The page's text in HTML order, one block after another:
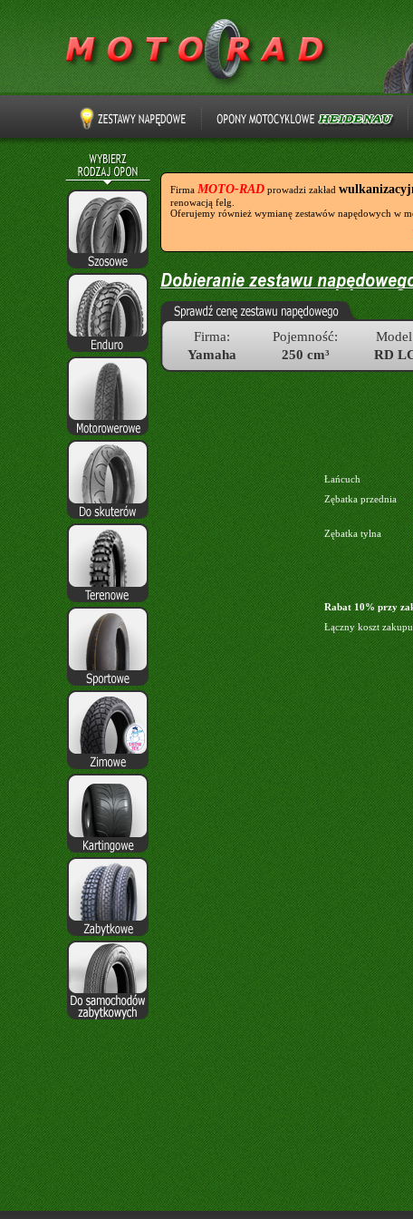
Firma MOTO-RAD prowadzi zakład
renowacją felg.
Oferujemy również wymianę zestawów napędowych w
Firma:
Yamaha
Pojemność:
250 cm³
RD
Łańcuch
Zębatka przednia
Zębatka tylna
Rabat 10% przy
Łączny koszt